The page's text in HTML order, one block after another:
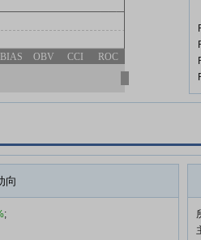
BIAS OBV CCI ROC
向
;